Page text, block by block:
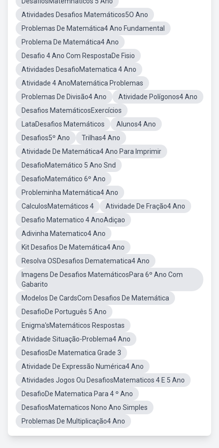
Atividades Desafios Matemáticos5O Ano
Problemas De Matemática4 Ano Fundamental
Problema De Matemática4 Ano
Desafio 4 Ano Com RespostaDe Fisio
Atividades DesafioMatematica 4 Ano
Atividade 4 AnoMatemática Problemas
Problemas De Divisão4 Ano
Atividade Polígonos4 Ano
Desafios MatemáticosExercícios
LataDesafios Matemáticos
Alunos4 Ano
Desafios5º Ano
Trilhas4 Ano
Atividade De Matemática4 Ano Para Imprimir
DesafioMatemático 5 Ano Snd
DesafioMatemático 6º Ano
Probleminha Matemática4 Ano
CalculosMatemáticos 4
Atividade De Fração4 Ano
Desafio Matematico 4 AnoAdiçao
Adivinha Matematico4 Ano
Kit Desafios De Matemática4 Ano
Resolva OSDesafios Dematematica4 Ano
Imagens De Desafios MatemáticosPara 6º Ano Com
Gabarito
Modelos De CardsCom Desafios De Matemática
DesafioDe Português 5 Ano
Enigma'sMatemáticos Respostas
Atividade Situação-Problema4 Ano
DesafiosDe Matematica Grade 3
Atividade De Expressão Numérica4 Ano
Atividades Jogos Ou DesafiosMatematicos 4 E 5 Ano
DesafioDe Matematica Para 4 º Ano
DesafiosMatematicos Nono Ano Simples
Problemas De Multiplicação4 Ano